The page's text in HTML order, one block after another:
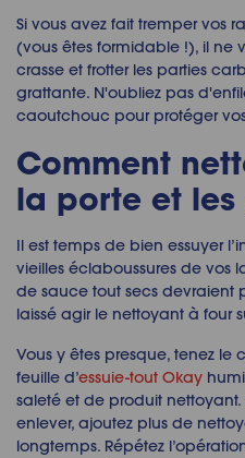
Si vous avez fait tremper vos
(vous êtes formidable !), il ne
crasse et frotter les parties
grattante. N'oubliez pas
caoutchouc pour protéger
Comment
la porte et
Il est temps de bien essuyer
vieilles éclaboussures de vos
de sauce tout secs devraient
laissé agir le nettoyant à four
Vous y êtes presque, tenez le
feuille d’essuie-tout Okay
saleté et de produit nettoyant.
enlever, ajoutez plus de
longtemps. Répétez l’opé